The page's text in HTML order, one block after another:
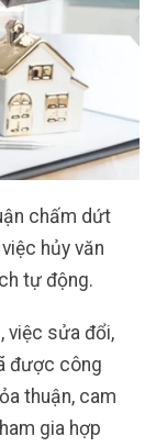
chấm dứt
hủy văn
tự động.
việc sửa đổi,
được công
thuận, cam
gia hợp